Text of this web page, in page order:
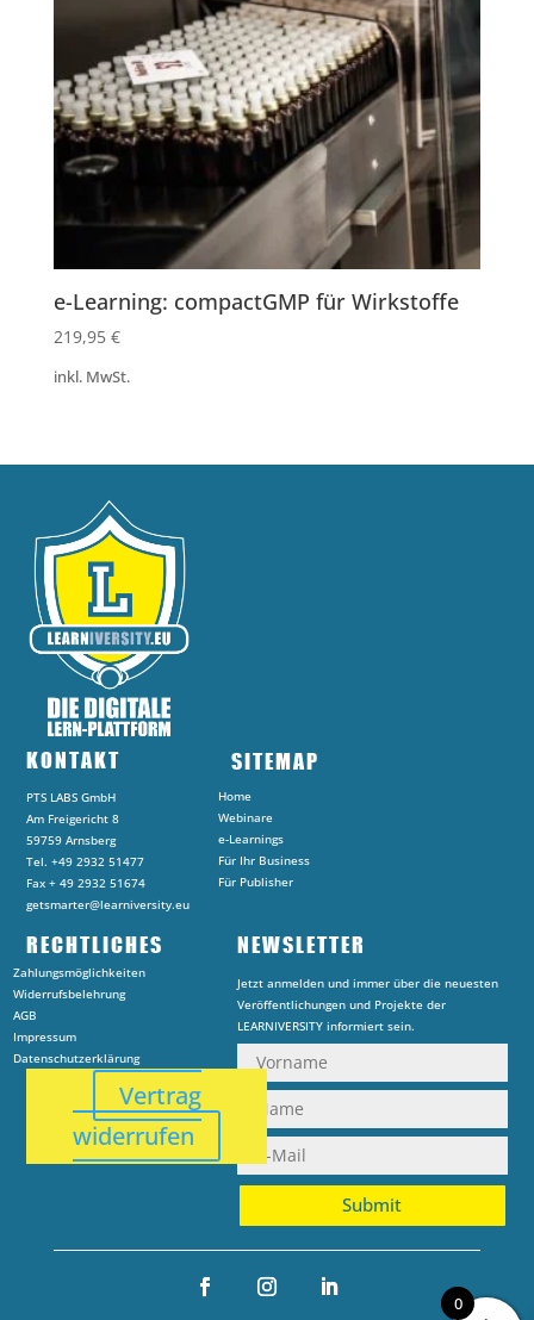
e-Learning: compactGMP für Wirkstoffe
219,95 €
inkl. MwSt.
KONTAKT
PTS LABS GmbH
Am Freigericht 8
59759 Arnsberg
Tel. +49 2932 51477
Fax + 49 2932 51674
getsmarter@learniversity.eu
SITEMAP
Home
Webinare
e-Learnings
Für Ihr Business
Für Publisher
RECHTLICHES
Zahlungsmöglichkeiten
Widerrufsbelehrung
AGB
Impressum
Datenschutzerklärung
Vertrag
widerrufen
NEWSLETTER
Jetzt anmelden und immer über die neuesten
Veröffentlichungen und Projekte der
LEARNIVERSITY informiert sein.
Submit
0